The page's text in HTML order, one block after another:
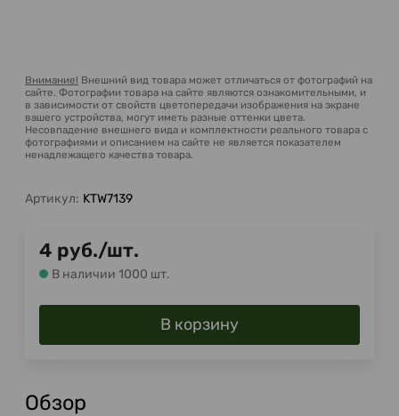
Внимание! Внешний вид товара может отличаться от фотографий на
сайте. Фотографии товара на сайте являются ознакомительными, и
в зависимости от свойств цветопередачи изображения на экране
вашего устройства, могут иметь разные оттенки цвета.
Несовпадение внешнего вида и комплектности реального товара с
фотографиями и описанием на сайте не является показателем
ненадлежащего качества товара.
Артикул: KTW7139
4 руб./шт.
В наличии 1000 шт.
В корзину
Обзор